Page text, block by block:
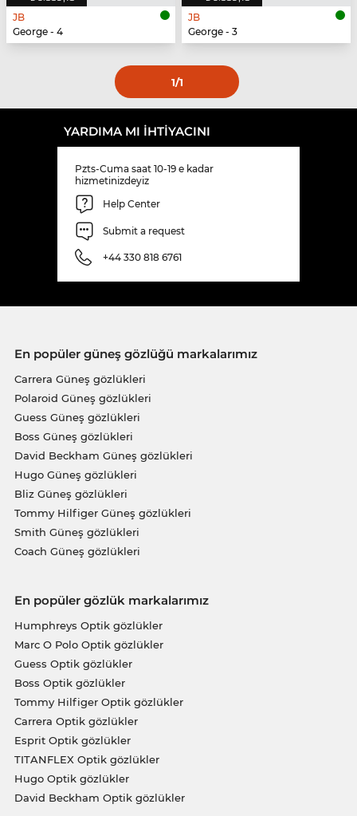
JB
George - 4
JB
George - 3
1/1
YARDIMA MI IHTIYACINI
Pzts-Cuma saat 10-19 e kadar
hizmetinizdeyiz
Help Center
Submit a request
+44 330 818 6761
En popüler güneş gözlüğü markalarımız
Carrera Güneş gözlükleri
Polaroid Güneş gözlükleri
Guess Güneş gözlükleri
Boss Güneş gözlükleri
David Beckham Güneş gözlükleri
Hugo Güneş gözlükleri
Bliz Güneş gözlükleri
Tommy Hilfiger Güneş gözlükleri
Smith Güneş gözlükleri
Coach Güneş gözlükleri
En popüler gözlük markalarımız
Humphreys Optik gözlükler
Marc O Polo Optik gözlükler
Guess Optik gözlükler
Boss Optik gözlükler
Tommy Hilfiger Optik gözlükler
Carrera Optik gözlükler
Esprit Optik gözlükler
TITANFLEX Optik gözlükler
Hugo Optik gözlükler
David Beckham Optik gözlükler